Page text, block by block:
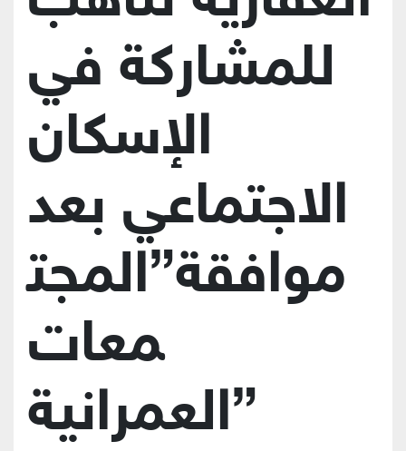
للمشاركة في
الإسكان
الاجتماعي بعد
موافقة”المجت
معات
العمرانية”